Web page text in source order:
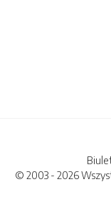
© 2003 - 2026